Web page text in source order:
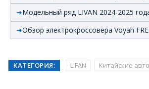
Модельный ряд LIVAN 2024-2025
Обзор электрокроссовера Voyah
КАТЕГОРИЯ: LIFAN Китайские